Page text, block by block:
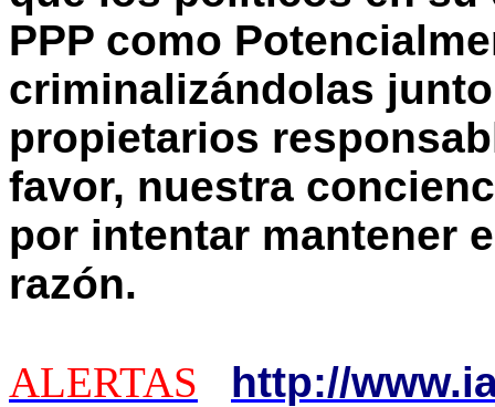
PPP como
criminalizándolas
propietarios
favor, nuestra
por intentar mantener
razón.
ALERTAS http://